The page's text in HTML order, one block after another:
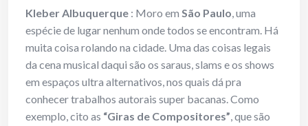
Kleber Albuquerque : Moro em São Paulo, uma
espécie de lugar nenhum onde todos se encontram. Há
muita coisa rolando na cidade. Uma das coisas legais
da cena musical daqui são os saraus, slams e os shows
em espaços ultra alternativos, nos quais dá pra
conhecer trabalhos autorais super bacanas. Como
exemplo, cito as “Giras de Compositores”, que são